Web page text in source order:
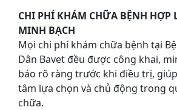
CHI PHÍ KHÁM CHỮA BỆNH HỢP
MINH BẠCH
Mọi chi phí khám chữa bệnh tại
Dân Bavet đều được công khai,
báo rõ ràng trước khi điều trị,
tâm lựa chọn và chủ động trong
chữa.